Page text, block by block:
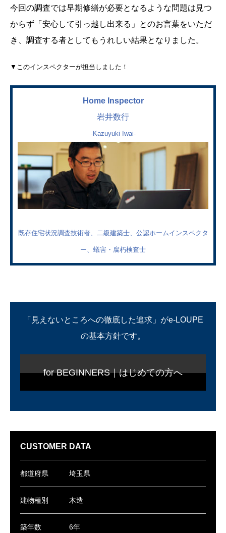
今回の調査では早期修繕が必要となるような問題は見つ
からず「安心して引っ越し出来る」とのお言葉をいただ
き、調査する者としてもうれしい結果となりました。
▼このインスペクターが担当しました！
Home Inspector
岩井数行
-Kazuyuki Iwai-
既存住宅状況調査技術者、二級建築士、公認ホームインスペクタ
ー、蟻害・腐朽検査士
「見えないところへの徹底した追求」がe-LOUPE
の基本方針です。
for BEGINNERS｜はじめての方へ
CUSTOMER DATA
都道府県 埼玉県
建物種別 木造
築年数 6年